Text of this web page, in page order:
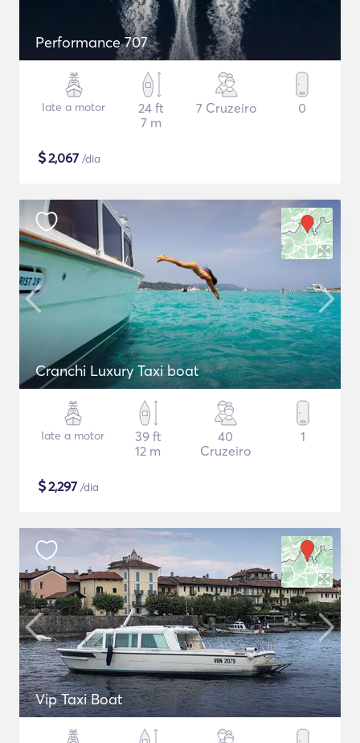
Performance 707
Iate a motor
24 ft
7 m
7 Cruzeiro 0
$2,067 /dia
Cranchi Luxury Taxi boat
Iate a motor
39 ft
12 m
40
Cruzeiro
1
$2,297 /dia
Vip Taxi Boat